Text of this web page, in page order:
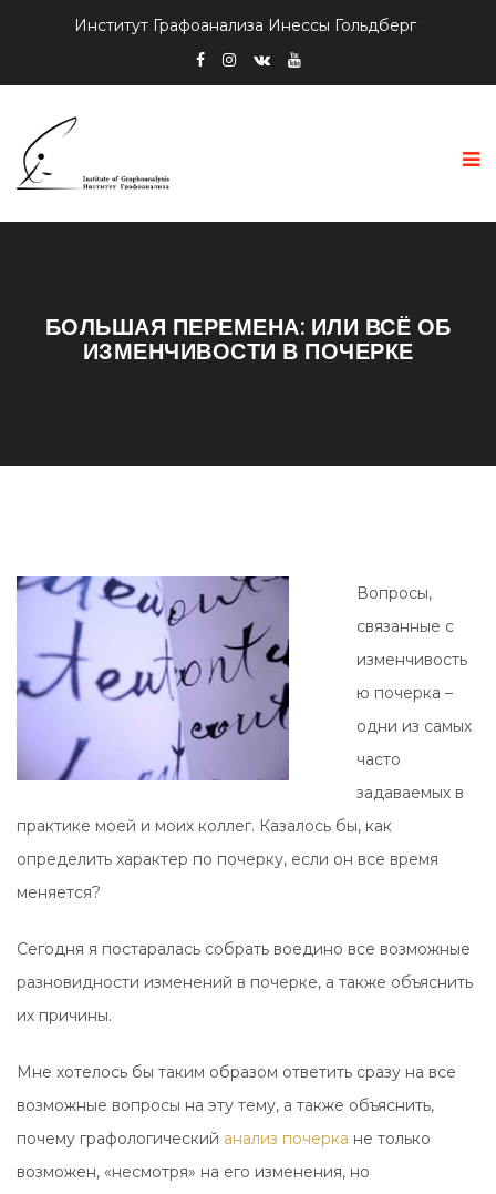
Институт Графоанализа Инессы Гольдберг
БОЛЬШАЯ ПЕРЕМЕНА: ИЛИ ВСЁ ОБ
ИЗМЕНЧИВОСТИ В ПОЧЕРКЕ
Вопросы,
связанные с
изменчивость
ю почерка –
одни из самых
часто
задаваемых в
практике моей и моих коллег. Казалось бы, как
определить характер по почерку, если он все время
меняется?
Сегодня я постаралась собрать воедино все возможные
разновидности изменений в почерке, а также объяснить
их причины.
Мне хотелось бы таким образом ответить сразу на все
возможные вопросы на эту тему, а также объяснить,
почему графологический анализ почерка не только
возможен, «несмотря» на его изменения, но